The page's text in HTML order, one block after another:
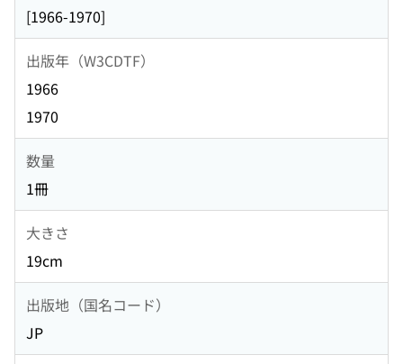
[1966-1970]
出版年（W3CDTF）
1966
1970
数量
1冊
大きさ
19cm
出版地（国名コード）
JP